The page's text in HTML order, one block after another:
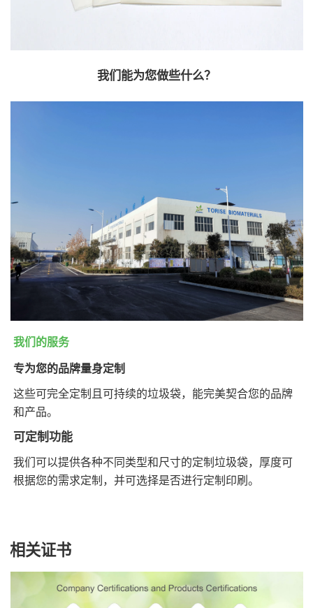
我们能为您做些什么？
我们的服务
专为您的品牌量身定制
这些可完全定制且可持续的垃圾袋，能完美契合您的品牌
和产品。
可定制功能
我们可以提供各种不同类型和尺寸的定制垃圾袋，厚度可
根据您的需求定制，并可选择是否进行定制印刷。
相关证书